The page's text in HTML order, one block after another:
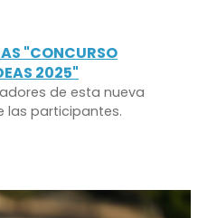
"CONCURSO
2025"
de esta nueva
las participantes.